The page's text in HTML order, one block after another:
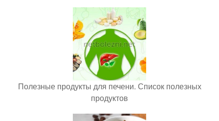
Полезные продукты для печени. Список полезных
продуктов